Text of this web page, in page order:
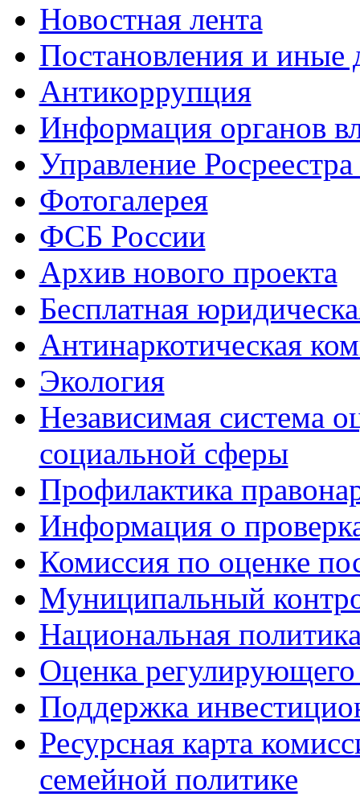
Новостная лента
Постановления и иные
Антикоррупция
Информация органов
Управление
Фотогалерея
ФСБ России
Архив нового проекта
Бесплатная
Антинаркотическая
Экология
Независимая система
социальной сферы
Профилактика
Информация о
Комиссия по оценке
Муниципальный
Национальная
Оценка регулирующего
Поддержка
Ресурсная карта
семейной политике